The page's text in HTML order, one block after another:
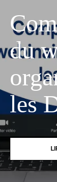
du
les